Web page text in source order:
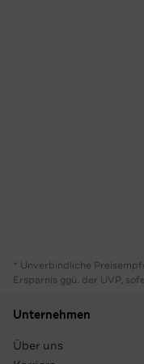
* Unverbindliche
Ersparnis ggü. der UVP,
Unternehmen
Über uns